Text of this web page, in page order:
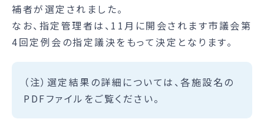
補者が選定されました。
なお、指定管理者は、11月に開会されます市議会第
4回定例会の指定議決をもって決定となります。
（注）選定結果の詳細については、各施設名の
PDFファイルをご覧ください。